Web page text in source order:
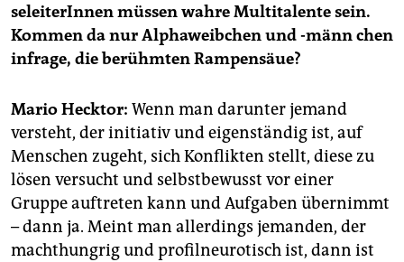
epaper login
seleiterInnen müssen wahre ­Multitalente sein.
Kommen da nur Alphaweibchen und -männchen
infrage, die berühmten Rampensäue?
Mario Hecktor: Wenn man darunter jemand
versteht, der ini­tiativ und eigenständig ist, auf
Menschen zugeht, sich Konflikten stellt, diese zu
lösen versucht und selbstbewusst vor einer
Gruppe auftreten kann und Aufgaben übernimmt
– dann ja. Meint man allerdings jemanden, der
machthungrig und profilneurotisch ist, dann ist